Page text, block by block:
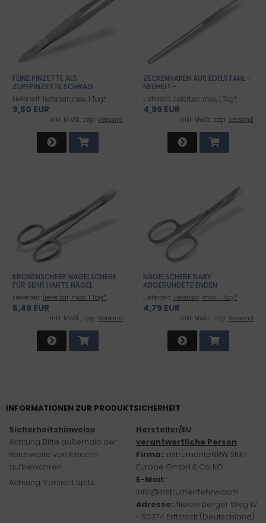
FEINE PINZETTE ALS
ZUPFPINZETTE SCHRÄG
Lieferzeit: lieferbar, max. 1 Tag*
3,50 EUR
inkl .MwSt., zzgl. Versand
ZECKENHAKEN AUS EDELSTAHL -
NEUHEIT -
Lieferzeit: lieferbar, max. 1 Tag*
4,99 EUR
inkl .MwSt., zzgl. Versand
KRONENSCHERE NAGELSCHERE
FÜR SEHR HARTE NÄGEL
PROFIQUALITÄT
Lieferzeit: lieferbar, max. 1 Tag*
5,49 EUR
inkl .MwSt., zzgl. Versand
NAGELSCHERE BABY
ABGERUNDETE ENDEN
Lieferzeit: lieferbar, max. 1 Tag*
4,79 EUR
inkl .MwSt., zzgl. Versand
INFORMATIONEN ZUR PRODUKTSICHERHEIT
Sicherheitshinweise
Achtung: Bitte außerhalb der
Reichweite von Kindern
aufbewahren.
Hersteller/EU
verantwortliche Person
Firma: InstrumenteNRW SNK-
Europe GmbH & Co. KG
E-Mail:
info@InstrumenteNrw.com
Adresse: Niederberger Weg 12
- 50374 Erftstadt (Deutschland)
Achtung: Vorsicht Spitz.